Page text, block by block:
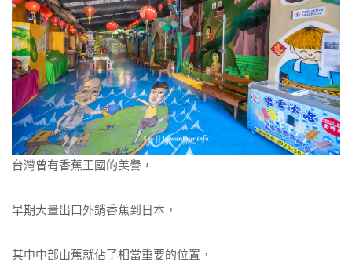
台灣曾有香蕉王國的美譽，
早期大量出口外銷香蕉到日本，
其中中部山蕉就佔了相當重要的位置，